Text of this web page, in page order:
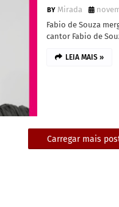
Mirada
Fabio de Souza
cantor Fabio de
LEIA MAIS »
Carregar mais